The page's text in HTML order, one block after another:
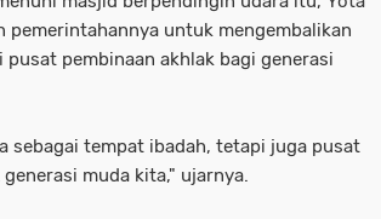
pemerintahannya untuk mengembalikan
pembinaan akhlak bagi generasi
sebagai tempat ibadah, tetapi juga pusat
muda kita," ujarnya.